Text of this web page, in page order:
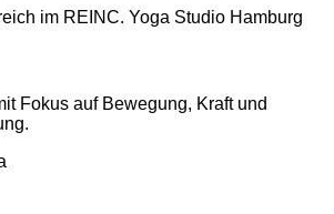
Fokus auf Bewegung, Kraft und